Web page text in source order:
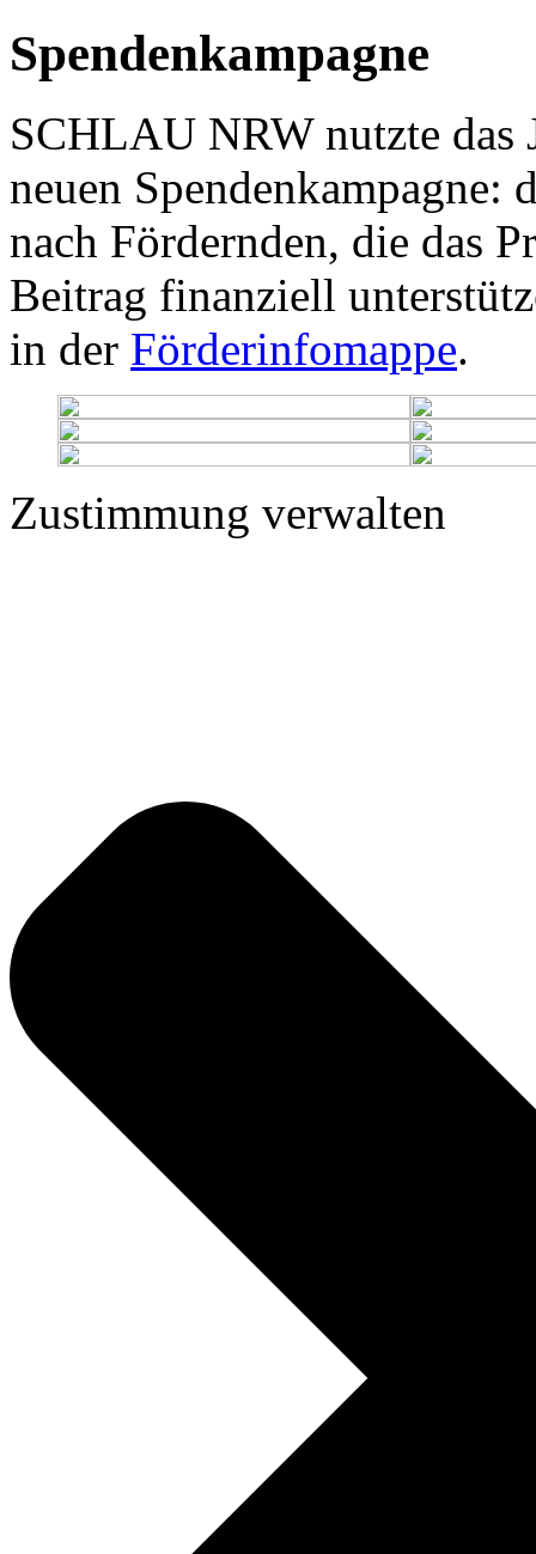
Spendenkampagne
SCHLAU NRW nutzte das
neuen Spendenkampagne:
nach Fördernden, die das
Beitrag finanziell
in der Förderinfomappe.
Zustimmung verwalten